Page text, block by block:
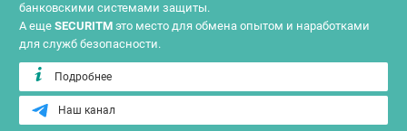
банковскими системами защиты.
А еще SECURITM это место для обмена опытом и наработками
для служб безопасности.
Подробнее
Наш канал